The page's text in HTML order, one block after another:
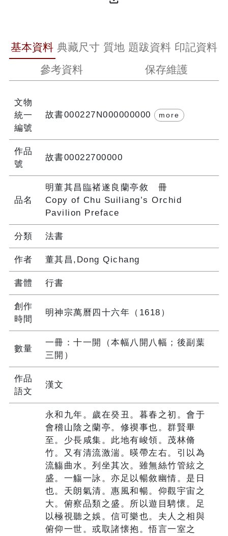
基本資料 典藏尺寸 質地 題跋資料 印記資料
參考資料
保存維護
文物
統一
編號
故書000227N000000000 more
作品
號
故書00022700000
品名
明董其昌臨褚遂良蘭亭敘 冊
Copy of Chu Suiliang’s Orchid
Pavilion Preface
分類 法書
作者 董其昌,Dong Qichang
書體 行書
創作
時間
明神宗萬曆四十六年（1618）
數量
一冊：十一開（本幅八開八幅；後副葉
三開）
作品
語文
漢文
永和九年。歲在癸丑。暮春之初。會于
會稽山陰之蘭亭。修禊事也。群賢畢
至。少長咸集。此地有峻領。茂林脩
竹。又有清流激湍。暎帶左右。引以為
流觴曲水。列坐其次。雖無絲竹管絃之
盛。一觴一詠。亦足以暢敘幽情。是日
也。天朗氣清。惠風和暢。仰觀宇宙之
大。俯察品類之盛。所以遊目騁懷。足
以極視聽之娛。信可樂也。夫人之相與
俯仰一世。或取諸懐抱。悟言一室之